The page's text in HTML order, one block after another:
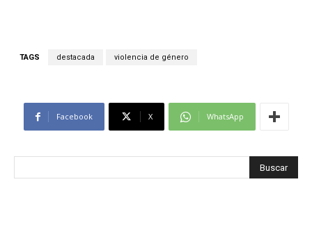
TAGS destacada violencia de género
Facebook X WhatsApp